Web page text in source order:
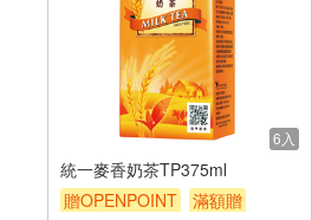
6入
統一麥香奶茶TP375ml
贈OPENPOINT
滿額贈